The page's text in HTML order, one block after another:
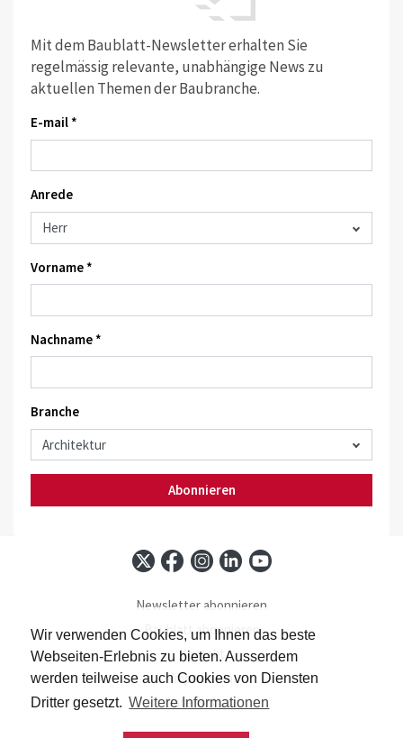
Wir verwenden Cookies, um Ihnen das beste
Webseiten-Erlebnis zu bieten. Ausserdem
werden teilweise auch Cookies von Diensten
Dritter gesetzt. Weitere Informationen
Mit dem Baublatt-Newsletter erhalten Sie
regelmässig relevante, unabhängige News zu
aktuellen Themen der Baubranche.
E-mail *
Anrede
Vorname *
Nachname *
Branche
Abonnieren
Newsletter abonnieren
Baublatt abonnieren
Kontakt
Impressum
Datenschutz